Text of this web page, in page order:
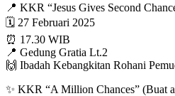
📍 KKR “Jesus Gives Second
🗓 27 Februari 2025
⏰ 17.30 WIB
📍 Gedung Gratia Lt.2
🙌 Ibadah Kebangkitan Rohani
✨ KKR “A Million Chances” (Buat